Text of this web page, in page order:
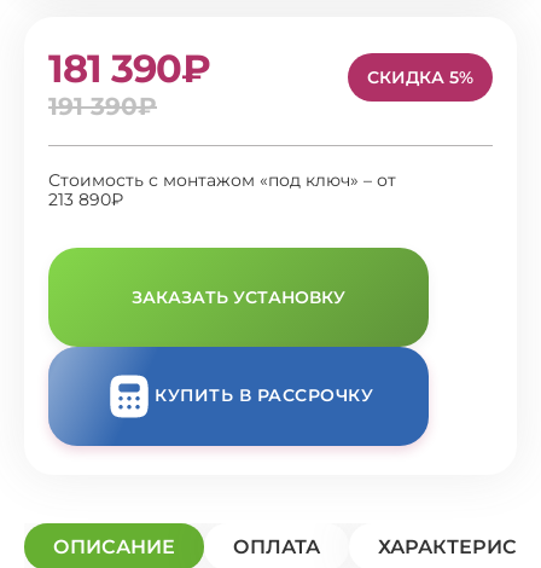
181 390₽
191 390₽
СКИДКА 5%
Стоимость с монтажом «под ключ» – от
213 890₽
ЗАКАЗАТЬ УСТАНОВКУ
КУПИТЬ В РАССРОЧКУ
ОПИСАНИЕ ОПЛАТА